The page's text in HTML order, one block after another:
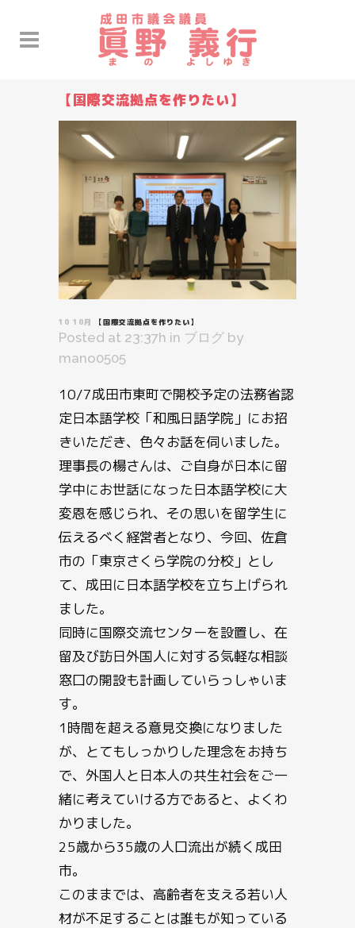
【国際交流拠点を作りたい】
10 10月 【国際交流拠点を作りたい】
Posted at 23:37h in ブログ by
mano0505
10/7成田市東町で開校予定の法務省認
定日本語学校「和風日語学院」にお招
きいただき、色々お話を伺いました。
理事長の楊さんは、ご自身が日本に留
学中にお世話になった日本語学校に大
変恩を感じられ、その思いを留学生に
伝えるべく経営者となり、今回、佐倉
市の「東京さくら学院の分校」とし
て、成田に日本語学校を立ち上げられ
ました。
同時に国際交流センターを設置し、在
留及び訪日外国人に対する気軽な相談
窓口の開設も計画していらっしゃいま
す。
1時間を超える意見交換になりました
が、とてもしっかりした理念をお持ち
で、外国人と日本人の共生社会をご一
緒に考えていける方であると、よくわ
かりました。
25歳から35歳の人口流出が続く成田
市。
このままでは、高齢者を支える若い人
材が不足することは誰もが知っている